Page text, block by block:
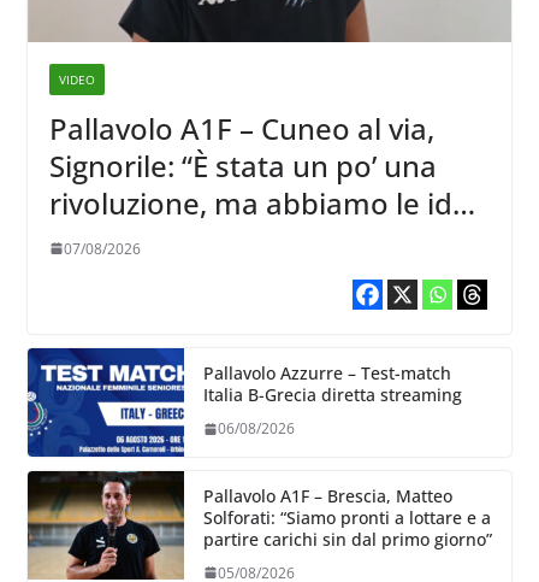
VIDEO
Pallavolo A1F – Cuneo al via,
Signorile: “È stata un po’ una
rivoluzione, ma abbiamo le idee
chiare siu cosa vogliamo fare”
07/08/2026
Pallavolo Azzurre – Test-match
Italia B-Grecia diretta streaming
06/08/2026
Pallavolo A1F – Brescia, Matteo
Solforati: “Siamo pronti a lottare e a
partire carichi sin dal primo giorno”
05/08/2026